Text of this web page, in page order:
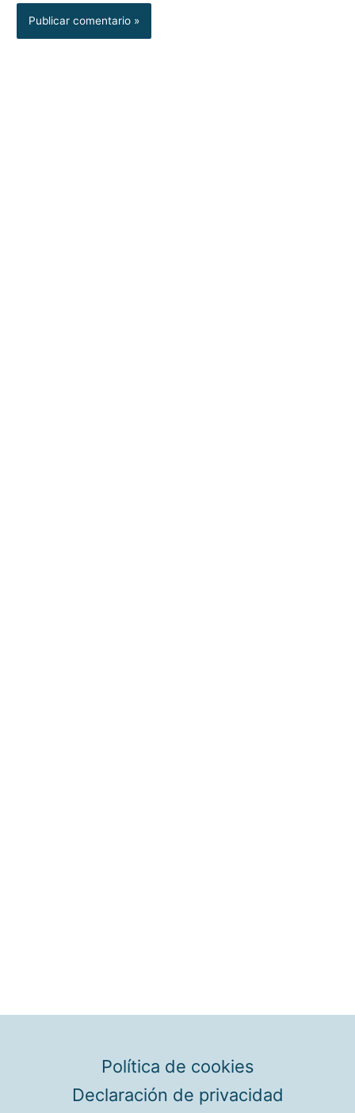
Política de cookies
Declaración de privacidad